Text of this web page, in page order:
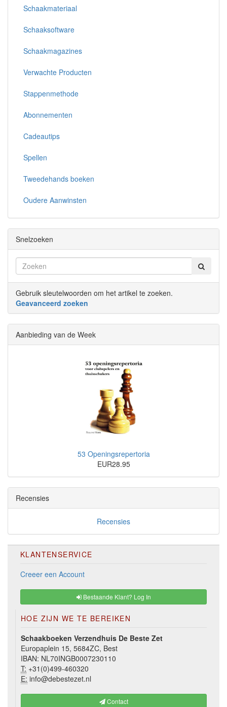
Schaakmateriaal
Schaaksoftware
Schaakmagazines
Verwachte Producten
Stappenmethode
Abonnementen
Cadeautips
Spellen
Tweedehands boeken
Oudere Aanwinsten
Snelzoeken
Gebruik sleutelwoorden om het artikel te zoeken.
Geavanceerd zoeken
Aanbieding van de Week
53 Openingsrepertoria
EUR28.95
Recensies
Recensies
KLANTENSERVICE
Creeer een Account
Bestaande Klant? Log In
HOE ZIJN WE TE BEREIKEN
Schaakboeken Verzendhuis De Beste Zet
Europaplein 15, 5684ZC, Best
IBAN: NL70INGB0007230110
T: +31(0)499-460320
E: info@debestezet.nl
Contact